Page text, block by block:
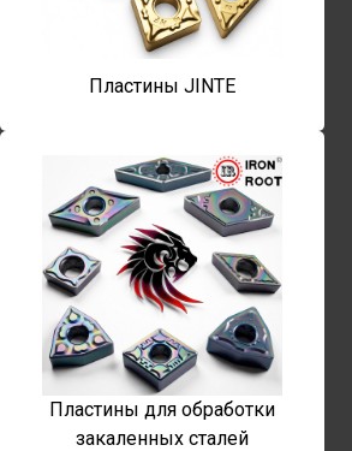
Пластины JINTE
Пластины для обработки
закаленных сталей